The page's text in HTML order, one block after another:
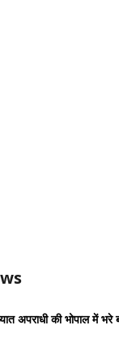
अपराधी की भोपाल में भरे